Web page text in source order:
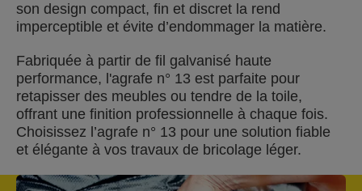
son design compact, fin et discret la rend
imperceptible et évite d’endommager la matière.
Fabriquée à partir de fil galvanisé haute
performance, l'agrafe n° 13 est parfaite pour
retapisser des meubles ou tendre de la toile,
offrant une finition professionnelle à chaque fois.
Choisissez l’agrafe n° 13 pour une solution fiable
et élégante à vos travaux de bricolage léger.